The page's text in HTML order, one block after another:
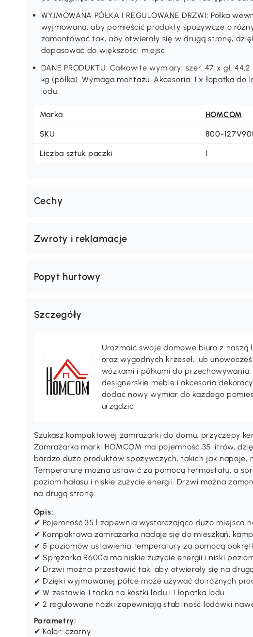
WYJMOWANA PÓŁKA I REGULOWANE DRZWI: Półka
wyjmowana, aby pomieścić produkty spożywcze o
zamontować tak, aby otwierały się w drugą stronę,
dopasować do większości miejsc.
DANE PRODUKTU: Całkowite wymiary: szer. 47 x gł.
kg (półka). Wymaga montażu. Akcesoria: 1 x łopatka do
lodu.
Marka HOMCOM
SKU 800-
Liczba sztuk paczki 1
Cechy
Zwroty i reklamacje
Popyt hurtowy
Szczegóły
Urozmaić swoje domowe biuro z naszą
oraz wygodnych krzeseł, lub
wózkami i półkami do przechowywania.
designerskie meble i akcesoria
dodać nowy wymiar do każdego
urządzić.
Szukasz kompaktowej zamrażarki do domu, przyczepy
Zamrażarka marki HOMCOM ma pojemność 35 litrów,
bardzo dużo produktów spożywczych, takich jak napoje,
Temperaturę można ustawić za pomocą termostatu, a
poziom hałasu i niskie zużycie energii. Drzwi można
na drugą stronę.
Opis:
✔ Pojemność 35 l zapewnia wystarczająco dużo miejsca
✔ Kompaktowa zamrażarka nadaje się do mieszkań,
✔ 5 poziomów ustawienia temperatury za pomocą
✔ Sprężarka R600a ma niskie zużycie energii i niski
✔ Drzwi można przestawić tak, aby otwierały się na
✔ Dzięki wyjmowanej półce może używać do różnych
✔ W zestawie 1 tacka na kostki lodu i 1 łopatka lodu
✔ 2 regulowane nóżki zapewniają stabilność lodówki
Parametry:
✔ Kolor: czarny